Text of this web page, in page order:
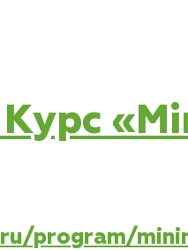
Курс
program/